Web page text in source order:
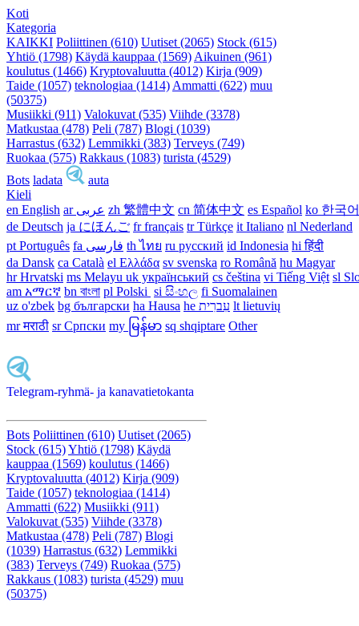
Koti
Kategoria
KAIKKI Poliittinen (610) Uutiset (2065) Stock (615)
Yhtiö (1798) Käydä kauppaa (1569) Aikuinen (961)
koulutus (1466) Kryptovaluutta (4012) Kirja (909)
Taide (1057) teknologiaa (1414) Ammatti (622) muu
(50375)
Musiikki (911) Valokuvat (535) Viihde (3378)
Matkustaa (478) Peli (787) Blogi (1039)
Harrastus (632) Lemmikki (383) Terveys (749)
Ruokaa (575) Rakkaus (1083) turista (4529)
Bots ladata
auta
Kieli
en English
ar عربى zh 繁體中文 cn 简体中文 es Español ko 한국어
de Deutsch ja にほんご fr français tr Türkçe it Italiano nl Nederland
pt Português
th ไทย ru русский id Indonesia hi हिंदी
da Dansk‎ ca Català el Ελλάδα sv svenska ro Română hu Magyar
hr Hrvatski ms Melayu uk український‎ cs čeština‎ vi Tiếng Việt sl
am አማርኛ bn বাংলা pl Polski ‎ si සිංහල fi Suomalainen
uz o'zbek bg български ha Hausa‎ he עִברִית lt lietuvių
mr मराठी sr Српски my မြန်မာ sq shqiptare Other
Telegram-ryhmä- ja kanavatietokanta
Bots Poliittinen (610) Uutiset (2065)
Stock (615)Yhtiö (1798) Käydä
kauppaa (1569) koulutus (1466)
Kryptovaluutta (4012) Kirja (909)
Taide (1057) teknologiaa (1414)
Ammatti (622) Musiikki (911)
Valokuvat (535) Viihde (3378)
Matkustaa (478) Peli (787) Blogi
(1039) Harrastus (632) Lemmikki
(383) Terveys (749) Ruokaa (575)
Rakkaus (1083) turista (4529) muu
(50375)